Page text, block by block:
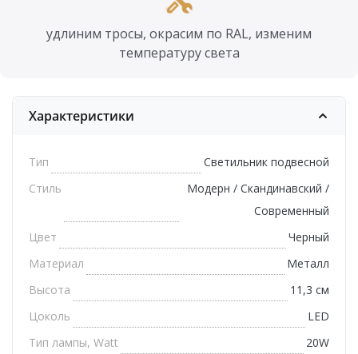
удлиним тросы, окрасим по RAL, изменим
температуру света
Характеристики
Тип
Светильник подвесной
Стиль
Модерн / Скандинавский /
Современный
Цвет
Черный
Материал
Металл
Высота
11,3 см
Цоколь
LED
Тип лампы, Watt
20W